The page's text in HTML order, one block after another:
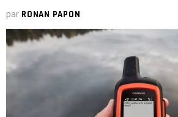
par RONAN PAPON